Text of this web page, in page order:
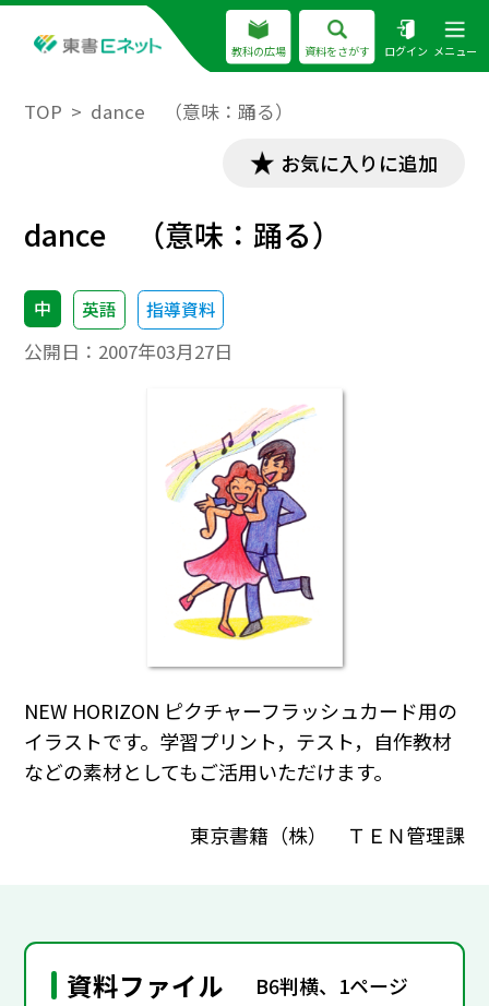
教科の広場 資料をさがす ログイン メニュー
TOP dance （意味：踊る）
お気に入りに追加
dance （意味：踊る）
中 英語 指導資料
公開日： 2007年03月27日
NEW HORIZON ピクチャーフラッシュカード用の
イラストです。学習プリント，テスト，自作教材
などの素材としてもご活用いただけます。
東京書籍（株） ＴＥＮ管理課
資料ファイル B6判横、1ページ